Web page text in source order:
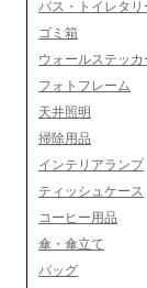
バス・トイレタリ
ゴミ箱
ウォールステッカ
フォトフレーム
天井照明
掃除用品
インテリアランプ
ティッシュケース
コーヒー用品
傘・傘立て
バッグ